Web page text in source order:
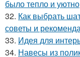
было тепло и уютно
32. Как выбрать
советы и
33. Идея для
34. Навесы из